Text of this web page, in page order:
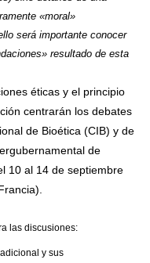
«moral»
será importante conocer
resultado de esta
éticas y el principio
centrarán los debates
de Bioética (CIB) y de
de
10 al 14 de septiembre
las discusiones:
y sus